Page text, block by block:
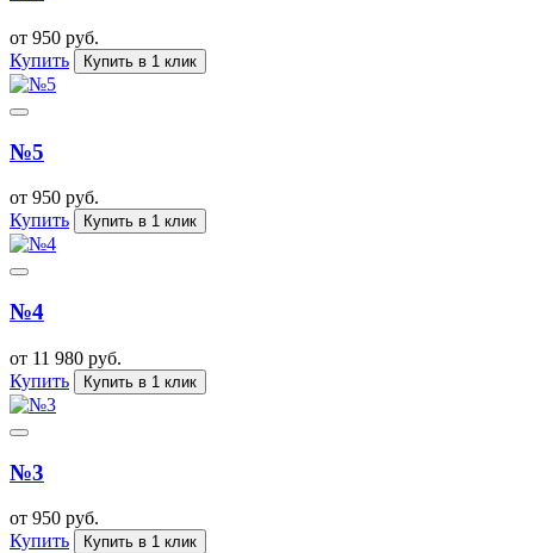
от 950 руб.
Купить
Купить в 1 клик
№5
от 950 руб.
Купить
Купить в 1 клик
№4
от 11 980 руб.
Купить
Купить в 1 клик
№3
от 950 руб.
Купить
Купить в 1 клик